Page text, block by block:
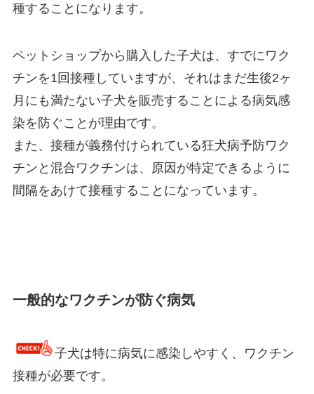
種することになります。
ペットショップから購入した子犬は、すでにワク
チンを1回接種していますが、それはまだ生後2ヶ
月にも満たない子犬を販売することによる病気感
染を防ぐことが理由です。
また、接種が義務付けられている狂犬病予防ワク
チンと混合ワクチンは、原因が特定できるように
間隔をあけて接種することになっています。
一般的なワクチンが防ぐ病気
子犬は特に病気に感染しやすく、ワクチン
接種が必要です。